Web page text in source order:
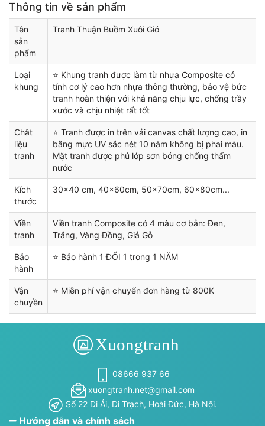
Thông tin về sản phẩm
Tên
sản
phẩm
Tranh Thuận Buồm Xuôi Gió
Loại
khung
⭐ Khung tranh được làm từ nhựa Composite có
tính cơ lý cao hơn nhựa thông thường, bảo vệ bức
tranh hoàn thiện với khả năng chịu lực, chống trầy
xước và chịu nhiệt rất tốt
Chât
liệu
tranh
⭐ Tranh được in trên vải canvas chất lượng cao, in
bằng mực UV sắc nét 10 năm không bị phai màu.
Mặt tranh được phủ lớp sơn bóng chống thấm
nước
Kích
thước
30x40 cm, 40x60cm, 50x70cm, 60x80cm...
Viền
tranh
Viền tranh Composite có 4 màu cơ bản: Đen,
Trắng, Vàng Đồng, Giả Gỗ
Bảo
hành
⭐ Bảo hành 1 ĐỔI 1 trong 1 NĂM
Vận
chuyền
⭐ Miễn phí vận chuyển đơn hàng từ 800K
08666 937 66
xuongtranh.net@gmail.com
Số 22 Di Ái, Di Trạch, Hoài Đức, Hà Nội.
Hướng dẫn và chính sách